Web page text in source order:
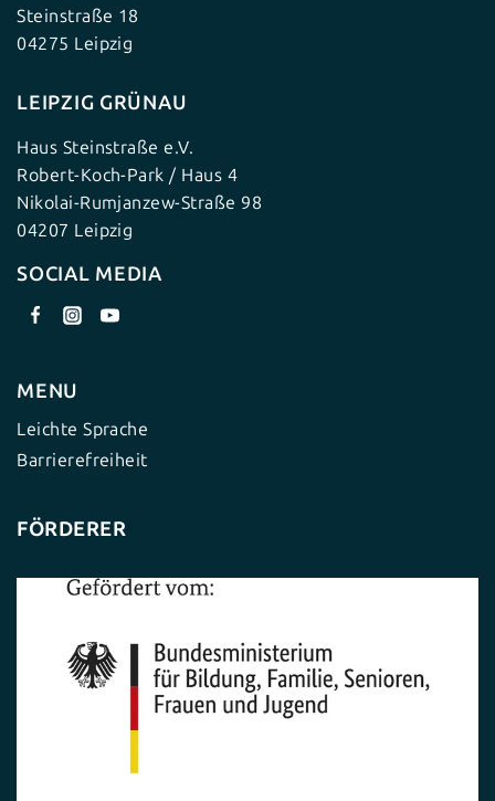
Steinstraße 18
04275 Leipzig
LEIPZIG GRÜNAU
Haus Steinstraße e.V.
Robert-Koch-Park / Haus 4
Nikolai-Rumjanzew-Straße 98
04207 Leipzig
SOCIAL MEDIA
MENU
Leichte Sprache
Barrierefreiheit
FÖRDERER